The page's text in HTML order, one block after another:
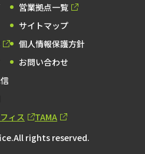
営業拠点一覧
サイトマップ
個人情報保護方針
お問い合わせ
ィス
TAMA
rights reserved.